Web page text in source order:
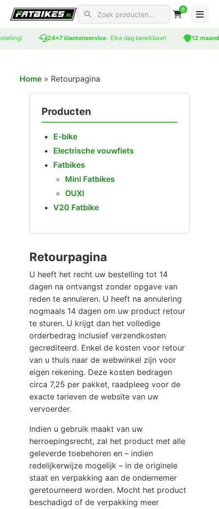
Search for products
0
24x7 klantenservice· Elke dag bereikbaar! 12
Home » Retourpagina
Producten
E-bike
Electrische vouwfiets
Fatbikes
Mini Fatbikes
OUXI
V20 Fatbike
Retourpagina
U heeft het recht uw bestelling tot 14
dagen na ontvangst zonder opgave van
reden te annuleren. U heeft na annulering
nogmaals 14 dagen om uw product retour
te sturen. U krijgt dan het volledige
orderbedrag inclusief verzendkosten
gecrediteerd. Enkel de kosten voor retour
van u thuis naar de webwinkel zijn voor
eigen rekening. Deze kosten bedragen
circa 7,25 per pakket, raadpleeg voor de
exacte tarieven de website van uw
vervoerder.
Indien u gebruik maakt van uw
herroepingsrecht, zal het product met alle
geleverde toebehoren en – indien
redelijkerwijze mogelijk – in de originele
staat en verpakking aan de ondernemer
geretourneerd worden. Mocht het product
beschadigd of de verpakking meer